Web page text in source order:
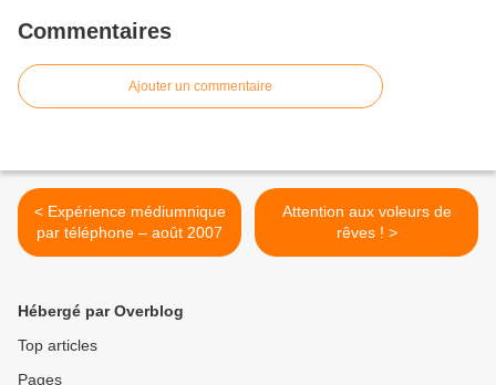
Commentaires
Ajouter un commentaire
< Expérience médiumnique
par téléphone – août 2007
Attention aux voleurs de
rêves ! >
Hébergé par Overblog
Top articles
Pages